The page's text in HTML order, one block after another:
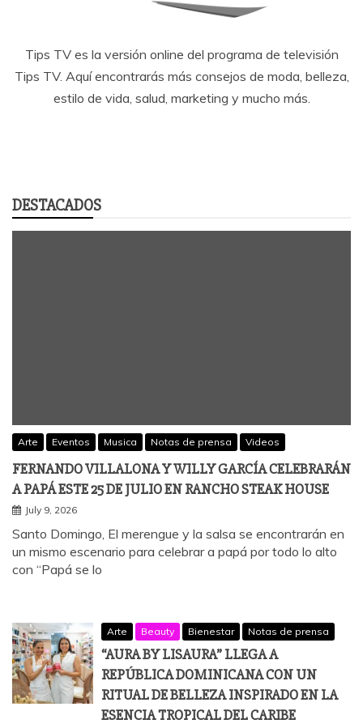
Tips TV es la versión online del programa de televisión
Tips TV. Aquí encontrarás más consejos de moda, belleza,
estilo de vida, salud, marketing y mucho más.
DESTACADOS
Arte Eventos Musica Notas de prensa Videos
FERNANDO VILLALONA Y WILLY GARCÍA CELEBRARÁN
A PAPÁ ESTE 25 DE JULIO EN RANCHO STEAK HOUSE
July 9, 2026
Santo Domingo, El merengue y la salsa se encontrarán en
un mismo escenario para celebrar a papá por todo lo alto
con “Papá se lo
Arte Beauty Bienestar Notas de prensa
“AURA BY LISAURA” LLEGA A
REPÚBLICA DOMINICANA CON UN
RITUAL DE BELLEZA INSPIRADO EN LA
ESENCIA TROPICAL DEL CARIBE